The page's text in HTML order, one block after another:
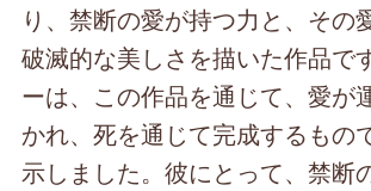
り、禁断の愛が持つ力と、その
破滅的な美しさを描いた作品で
ーは、この作品を通じて、愛が
かれ、死を通じて完成するもの
示しました。彼にとって、禁断